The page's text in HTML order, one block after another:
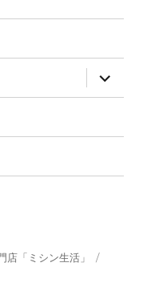
サ
ブ
メ
ー
開
「ミシン生活」